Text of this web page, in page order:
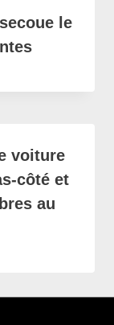
le
voiture
côté et
au